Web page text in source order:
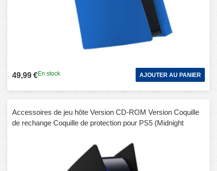
49,99 €En stock AJOUTER AU PANIER
Accessoires de jeu hôte Version CD-ROM Version Coquille
de rechange Coquille de protection pour PS5 (Midnight